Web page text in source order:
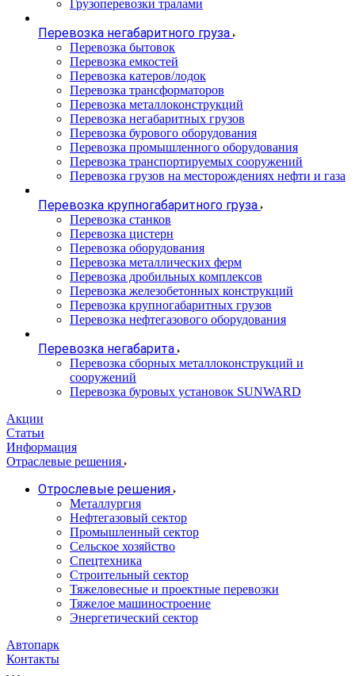
Грузоперевозки тралами
Перевозка негабаритного груза
Перевозка бытовок
Перевозка емкостей
Перевозка катеров/лодок
Перевозка трансформаторов
Перевозка металлоконструкций
Перевозка негабаритных грузов
Перевозка бурового оборудования
Перевозка промышленного оборудования
Перевозка транспортируемых сооружений
Перевозка грузов на месторождениях нефти и газа
Перевозка крупногабаритного груза
Перевозка станков
Перевозка цистерн
Перевозка оборудования
Перевозка металлических ферм
Перевозка дробильных комплексов
Перевозка железобетонных конструкций
Перевозка крупногабаритных грузов
Перевозка нефтегазового оборудования
Перевозка негабарита
Перевозка сборных металлоконструкций и
сооружений
Перевозка буровых установок SUNWARD
Акции
Статьи
Информация
Отраслевые решения
Отрослевые решения
Металлургия
Нефтегазовый сектор
Промышленный сектор
Сельское хозяйство
Спецтехника
Строительный сектор
Тяжеловесные и проектные перевозки
Тяжелое машиностроение
Энергетический сектор
Автопарк
Контакты